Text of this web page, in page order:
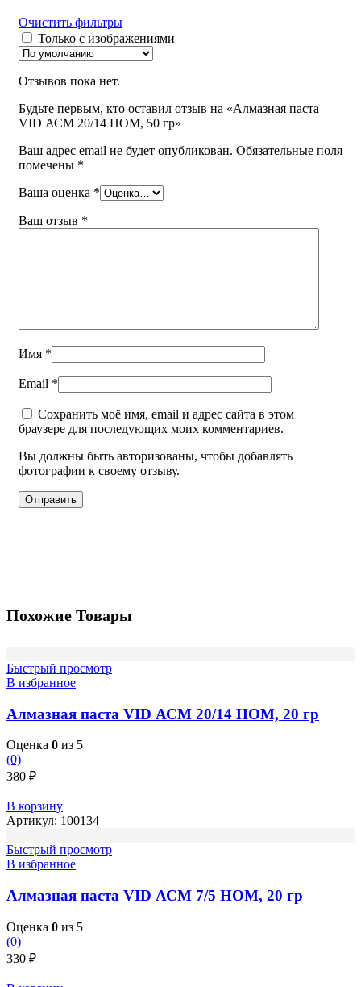
Очистить фильтры
Только с изображениями
Отзывов пока нет.
Будьте первым, кто оставил отзыв на «Алмазная паста
VID АСМ 20/14 НОМ, 50 гр»
Ваш адрес email не будет опубликован. Обязательные поля
помечены *
Ваша оценка *
Ваш отзыв *
Имя *
Email *
Сохранить моё имя, email и адрес сайта в этом
браузере для последующих моих комментариев.
Вы должны быть авторизованы, чтобы добавлять
фотографии к своему отзыву.
Похожие Товары
Быстрый просмотр
В избранное
Алмазная паста VID АСМ 20/14 НОМ, 20 гр
Оценка 0 из 5
(0)
380 ₽
В корзину
Артикул: 100134
Быстрый просмотр
В избранное
Алмазная паста VID АСМ 7/5 НОМ, 20 гр
Оценка 0 из 5
(0)
330 ₽